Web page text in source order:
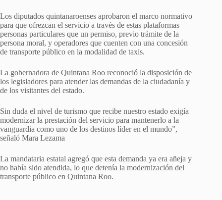
Los diputados quintanaroenses aprobaron el marco normativo
para que ofrezcan el servicio a través de estas plataformas
personas particulares que un permiso, previo trámite de la
persona moral, y operadores que cuenten con una concesión
de transporte público en la modalidad de taxis.
La gobernadora de Quintana Roo reconoció la disposición de
los legisladores para atender las demandas de la ciudadanía y
de los visitantes del estado.
Sin duda el nivel de turismo que recibe nuestro estado exigía
modernizar la prestación del servicio para mantenerlo a la
vanguardia como uno de los destinos líder en el mundo”,
señaló Mara Lezama
La mandataria estatal agregó que esta demanda ya era añeja y
no había sido atendida, lo que detenía la modernización del
transporte público en Quintana Roo.